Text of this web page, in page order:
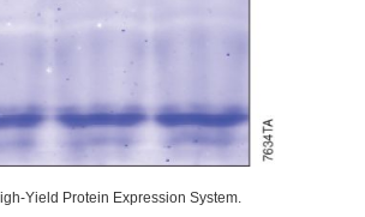
Yield Protein Expression System.